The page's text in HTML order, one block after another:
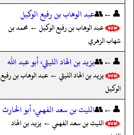
👤←👥عبد الوهاب بن رفيع الوكيل
عبد الوهاب بن رفيع الوكيل ← محمد بن
شهاب الزهري
👤←👥يزيد بن الهاد الليثي، أبو عبد الله
يزيد بن الهاد الليثي ← عبد الوهاب بن رفيع
الوكيل
👤←👥الليث بن سعد الفهمي، أبو الحارث
الليث بن سعد الفهمي ← يزيد بن الهاد